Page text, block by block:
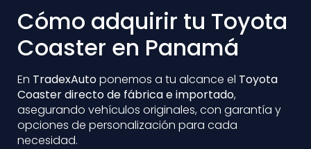
Cómo adquirir tu Toyota
Coaster en Panamá
En TradexAutoponemos a tu alcance el Toyota
Coaster directo de fábrica e importado,
asegurando vehículos originales, con garantía y
opciones de personalización para cada
necesidad.